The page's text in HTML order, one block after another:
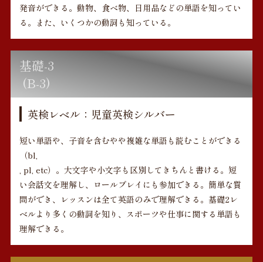
発音ができる。動物、食べ物、日用品などの単語を知ってい
る。また、いくつかの動詞も知っている。
基礎-3
(B-3)
英検レベル：児童英検シルバー
短い単語や、子音を含むやや複雑な単語も読むことができる
（bl,
, pl, etc）。大文字や小文字も区別してきちんと書ける。短
い会話文を理解し、ロールプレイにも参加できる。簡単な質
問ができ、レッスンは全て英語のみで理解できる。基礎2レ
ベルより多くの動詞を知り、スポーツや仕事に関する単語も
理解できる。